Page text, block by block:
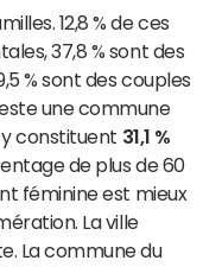
12,8 % de ces
37,8 % sont des
% sont des couples
une commune
y constituent 31,1 %
de plus de 60
féminine est mieux
La ville
La commune du